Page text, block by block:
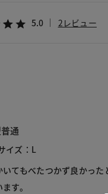
5.0 2レビュー
通
イズ：L
てもべたつかず良かっ
す。